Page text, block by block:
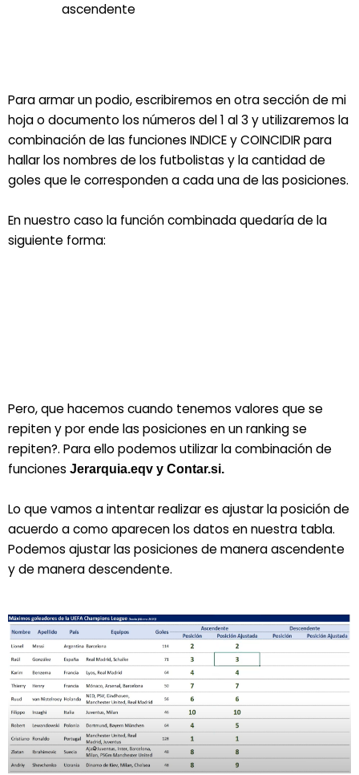
ascendente
Para armar un podio, escribiremos en otra sección de mi
hoja o documento los números del 1 al 3 y utilizaremos la
combinación de las funciones INDICE y COINCIDIR para
hallar los nombres de los futbolistas y la cantidad de
goles que le corresponden a cada una de las posiciones.
En nuestro caso la función combinada quedaría de la
siguiente forma:
Pero, que hacemos cuando tenemos valores que se
repiten y por ende las posiciones en un ranking se
repiten?. Para ello podemos utilizar la combinación de
funciones Jerarquia.eqv y Contar.si.
Lo que vamos a intentar realizar es ajustar la posición de
acuerdo a como aparecen los datos en nuestra tabla.
Podemos ajustar las posiciones de manera ascendente
y de manera descendente.